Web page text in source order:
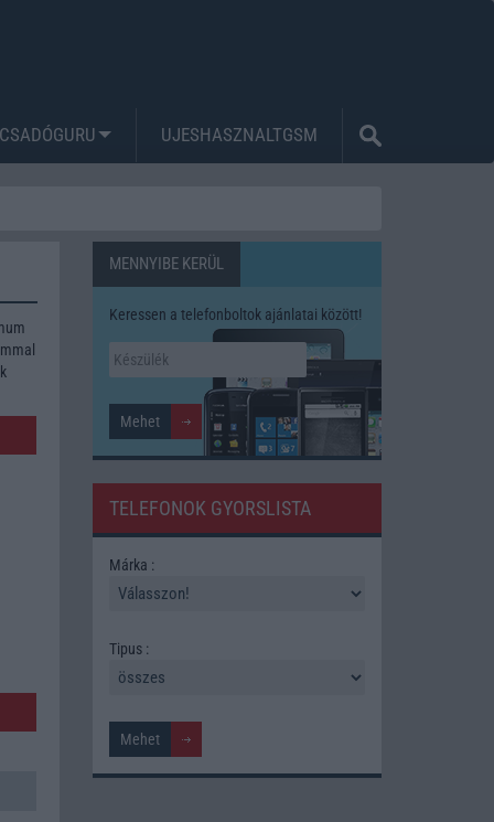
UJESHASZNALTGSM
MENNYIBE KERÜL
Keressen a telefonboltok ajánlatai között!
TELEFONOK GYORSLISTA
Márka :
Tipus :